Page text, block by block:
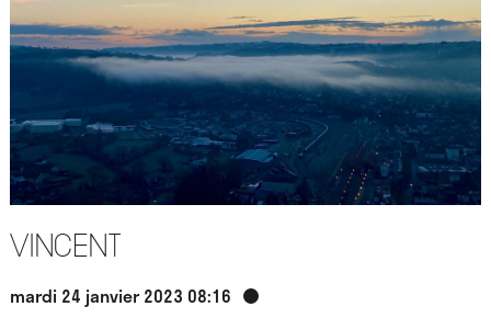
Vincent
mardi 24 janvier 2023 08:16